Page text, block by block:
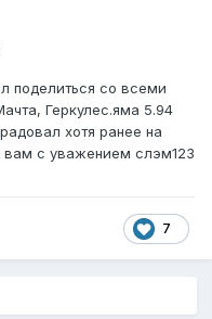
поделиться со всеми
Геркулес.яма 5.94
хотя ранее на
вам с уважением слэм123
7